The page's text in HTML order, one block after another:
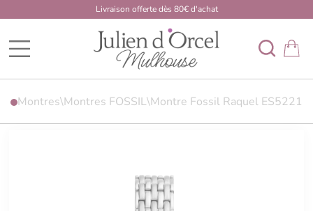
Livraison offerte dès 80€ d'achat
BDK Developpement Mulhouse
Montres\Montres FOSSIL\Montre Fossil Raquel ES5221